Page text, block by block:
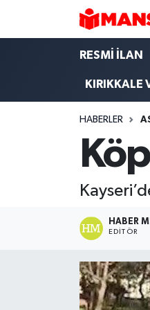
RESMİ İLAN
KIRIKKALE
HABERLER
HABER
EDITÖR
Hava Durumu
Trafik Durumu
Süper Lig Puan
Tüm Manşetler
Son Dakika
Haber Arşivi